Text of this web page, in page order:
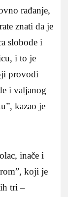
rađanje,
znati da je
slobode i
i to je
provodi
i valjanog
kazao je
inače i
koji je
tri –